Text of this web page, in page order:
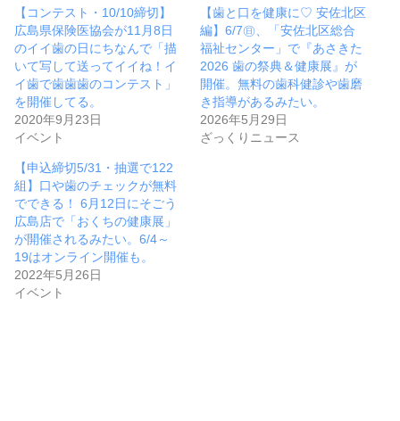
【コンテスト・10/10締切】
広島県保険医協会が11月8日
のイイ歯の日にちなんで「描
いて写して送ってイイね！イ
イ歯で歯歯歯のコンテスト」
を開催してる。
2020年9月23日
イベント
【歯と口を健康に♡ 安佐北区
編】6/7㊐、「安佐北区総合
福祉センター」で『あさきた
2026 歯の祭典＆健康展』が
開催。無料の歯科健診や歯磨
き指導があるみたい。
2026年5月29日
ざっくりニュース
【申込締切5/31・抽選で122
組】口や歯のチェックが無料
でできる！ 6月12日にそごう
広島店で「おくちの健康展」
が開催されるみたい。6/4～
19はオンライン開催も。
2022年5月26日
イベント